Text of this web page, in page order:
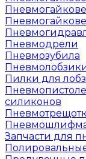
Пневмодрели
Пневмозубила
Пилки для
силиконов
Запчасти для